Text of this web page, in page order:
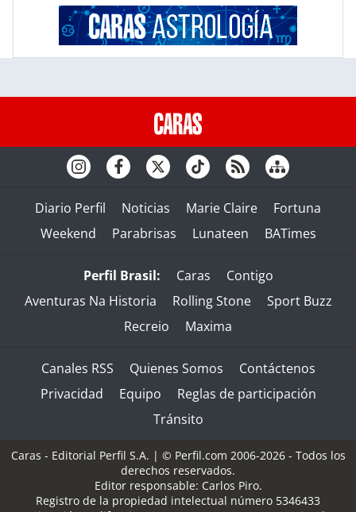
Diario Perfil Noticias Marie Claire
Fortuna
Weekend
Parabrisas Lunateen BATimes
Perfil Brasil: Caras
Contigo
Aventuras Na Historia
Rolling Stone
Sport Buzz
Recreio
Maxima
Canales RSS Quienes Somos
Contáctenos
Privacidad
Equipo
Reglas de participación
Tránsito
Caras - Editorial Perfil S.A. | © Perfil.com 2006-2026 - Todos los
derechos reservados.
Editor responsable: Carlos Piro.
Registro de la propiedad intelectual número 5346433